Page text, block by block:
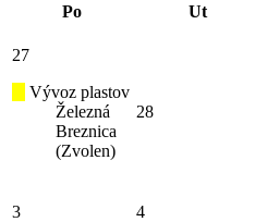
Po
Ut
27
Vývoz plastov
Železná
Breznica
(Zvolen)
28
3 4